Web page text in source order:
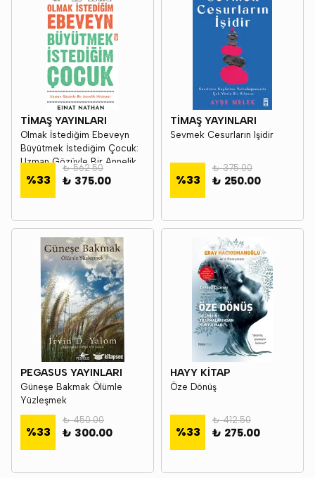
TİMAŞ YAYINLARI
Olmak İstediğim Ebeveyn
Büyütmek İstediğim Çocuk:
Uzman Gözüyle Bir Annelik
Hikayesi - Einat Nathan
%33
₺ 562.50
₺ 375.00
TİMAŞ YAYINLARI
Sevmek Cesurların Işidir
%33
₺ 375.00
₺ 250.00
PEGASUS YAYINLARI
Güneşe Bakmak Ölümle
Yüzleşmek
%33
₺ 450.00
₺ 300.00
HAYY KİTAP
Öze Dönüş
%33
₺ 412.50
₺ 275.00